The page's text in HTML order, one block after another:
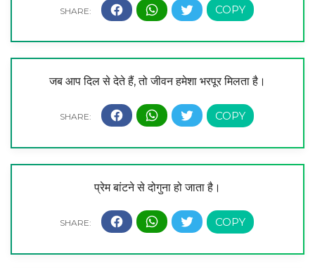
जब आप दिल से देते हैं, तो जीवन हमेशा भरपूर मिलता है।
प्रेम बांटने से दोगुना हो जाता है।